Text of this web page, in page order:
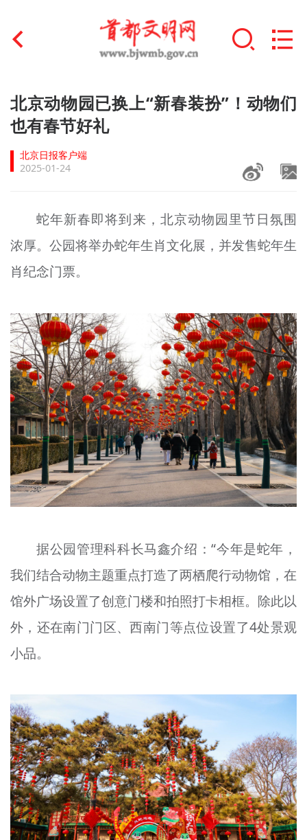
首页
文明创建
文明实践
未成年人思想道德建设
榜样人物
+
文明评论
北京宣传文化引导基金
宣传思想文化人才
专题
资料库
+
北京动物园已换上“新春装扮”！动物们
也有春节好礼
北京日报客户端
2025-01-24
蛇年新春即将到来，北京动物园里节日氛围
浓厚。公园将举办蛇年生肖文化展，并发售蛇年生
肖纪念门票。
据公园管理科科长马鑫介绍：“今年是蛇年，
我们结合动物主题重点打造了两栖爬行动物馆，在
馆外广场设置了创意门楼和拍照打卡相框。除此以
外，还在南门门区、西南门等点位设置了4处景观
小品。